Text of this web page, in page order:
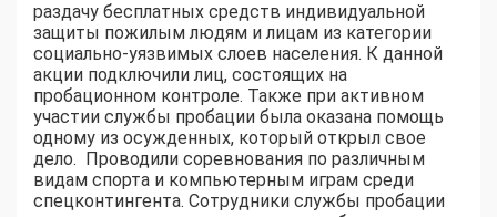
раздачу бесплатных средств индивидуальной
защиты пожилым людям и лицам из категории
социально-уязвимых слоев населения. К данной
акции подключили лиц, состоящих на
пробационном контроле. Также при активном
участии службы пробации была оказана помощь
одному из осужденных, который открыл свое
дело. Проводили соревнования по различным
видам спорта и компьютерным играм среди
спецконтингента. Сотрудники службы пробации